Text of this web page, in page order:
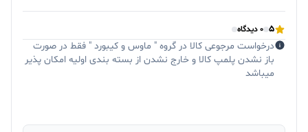
5 0 دیدگاه
درخواست مرجوعی کالا در گروه " ماوس و کیبورد " فقط در صورت
باز نشدن پلمپ کالا و خارج نشدن از بسته بندی اولیه امکان پذیر
میباشد